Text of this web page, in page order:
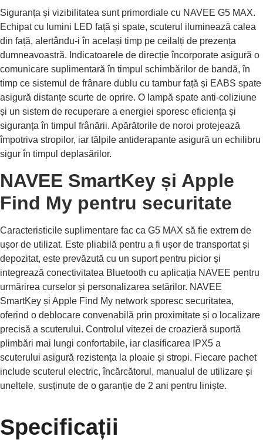
Siguranța și vizibilitatea sunt primordiale cu NAVEE G5 MAX.
Echipat cu lumini LED față și spate, scuterul iluminează calea
din față, alertându-i în același timp pe ceilalți de prezența
dumneavoastră. Indicatoarele de direcție încorporate asigură o
comunicare suplimentară în timpul schimbărilor de bandă, în
timp ce sistemul de frânare dublu cu tambur față și EABS spate
asigură distanțe scurte de oprire. O lampă spate anti-coliziune
și un sistem de recuperare a energiei sporesc eficiența și
siguranța în timpul frânării. Apărătorile de noroi protejează
împotriva stropilor, iar tălpile antiderapante asigură un echilibru
sigur în timpul deplasărilor.
NAVEE SmartKey și Apple
Find My pentru securitate
Caracteristicile suplimentare fac ca G5 MAX să fie extrem de
ușor de utilizat. Este pliabilă pentru a fi ușor de transportat și
depozitat, este prevăzută cu un suport pentru picior și
integrează conectivitatea Bluetooth cu aplicația NAVEE pentru
urmărirea curselor și personalizarea setărilor. NAVEE
SmartKey și Apple Find My network sporesc securitatea,
oferind o deblocare convenabilă prin proximitate și o localizare
precisă a scuterului. Controlul vitezei de croazieră suportă
plimbări mai lungi confortabile, iar clasificarea IPX5 a
scuterului asigură rezistența la ploaie și stropi. Fiecare pachet
include scuterul electric, încărcătorul, manualul de utilizare și
uneltele, susținute de o garanție de 2 ani pentru liniște.
Specificații